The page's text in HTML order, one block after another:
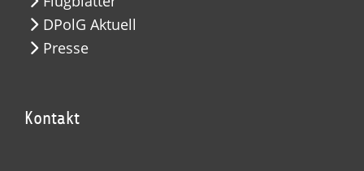
DPolG Aktuell
Presse
Kontakt